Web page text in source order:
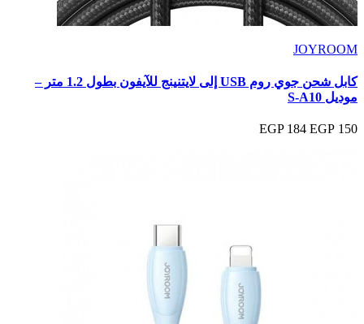
JOYROOM
كابل شحن جوي روم USB إلى لايتنينج للآيفون بطول 1.2 متر –
موديل S-A10
150 EGP
184 EGP